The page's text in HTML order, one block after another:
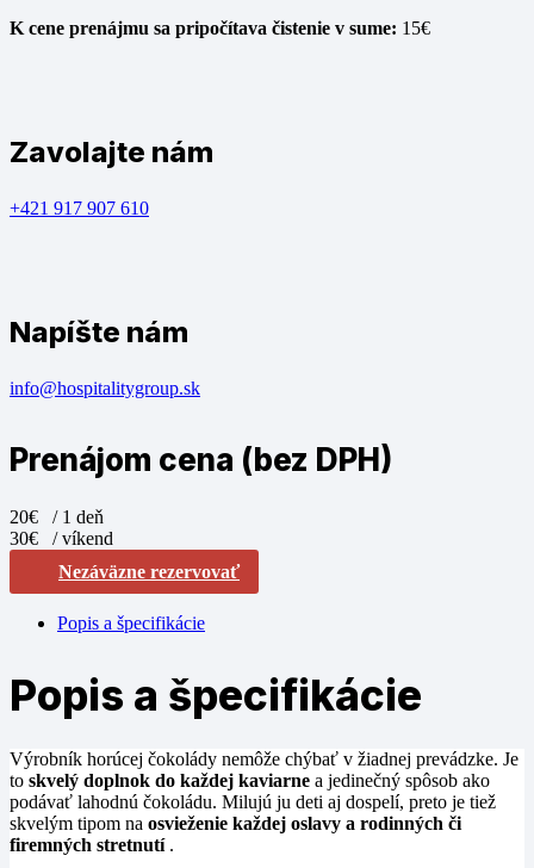
K cene prenájmu sa pripočítava čistenie v sume: 15€
Zavolajte nám
+421 917 907 610
Napíšte nám
info@hospitalitygroup.sk
Prenájom cena (bez DPH)
20€ / 1 deň
30€ / víkend
Nezáväzne rezervovať
Popis a špecifikácie
Popis a špecifikácie
Výrobník horúcej čokolády nemôže chýbať v žiadnej prevádzke. Je
to skvelý doplnok do každej kaviarne a jedinečný spôsob ako
podávať lahodnú čokoládu. Milujú ju deti aj dospelí, preto je tiež
skvelým tipom na osvieženie každej oslavy a rodinných či
firemných stretnutí.